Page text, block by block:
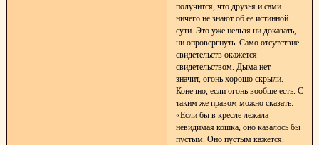
получится, что друзья и сами
ничего не знают об ее истинной
сути. Это уже нельзя ни доказать,
ни опровергнуть. Само отсутствие
свидетельств окажется
свидетельством. Дыма нет —
значит, огонь хорошо скрыли.
Конечно, если огонь вообще есть. С
таким же правом можно сказать:
«Если бы в кресле лежала
невидимая кошка, оно казалось бы
пустым. Оно пустым кажется.